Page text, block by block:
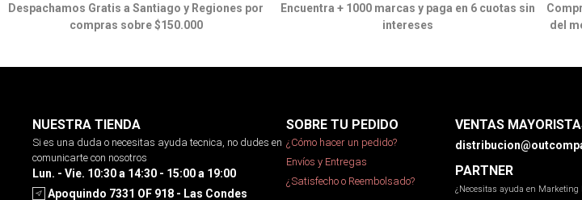
Despachamos Gratis a Santiago y Regiones por
compras sobre $150.000
Encuentra + 1000 marcas y paga en 6 cuotas sin
intereses
del
NUESTRA TIENDA
Si es una duda o necesitas ayuda tecnica, no dudes en
comunicarte con nosotros
Lun. - Vie. 10:30 a 14:30 - 15:00 a 19:00
Apoquindo 7331 OF 918 - Las Condes
SOBRE TU PEDIDO
¿Cómo hacer un pedido?
Envíos y Entregas
¿Satisfecho o Reembolsado?
VENTAS
PARTNER
¿Necesitas ayuda en Marketing